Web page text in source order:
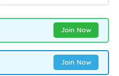
Join Now
Join Now